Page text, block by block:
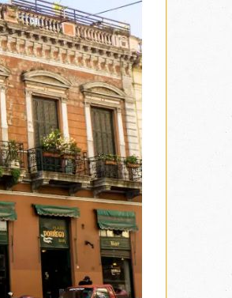
godine, u središtu trga
Buenos Ajresa. Trg
Kabildo (Cabildo, bivša
Katedrala (Catedral
od trga, nalazi se
prvog univerziteta. U
Ajresa izgrađena u 18.
(trgPlaza del Congreso).
nezavisnost od Španije,
de la Nación), igradsku
Ajresa (Obelisco),
proći ćemo pored dva
i “Palate tekuće vode”
rezervoar za vodu.
modernim zgradama od
restorani i luksuzne
Boca Juniors, čuvena „La